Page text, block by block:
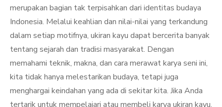
merupakan bagian tak terpisahkan dari identitas budaya
Indonesia. Melalui keahlian dan nilai-nilai yang terkandung
dalam setiap motifnya, ukiran kayu dapat bercerita banyak
tentang sejarah dan tradisi masyarakat. Dengan
memahami teknik, makna, dan cara merawat karya seni ini,
kita tidak hanya melestarikan budaya, tetapi juga
menghargai keindahan yang ada di sekitar kita. Jika Anda
tertarik untuk mempelajari atau membeli karya ukiran kayu,